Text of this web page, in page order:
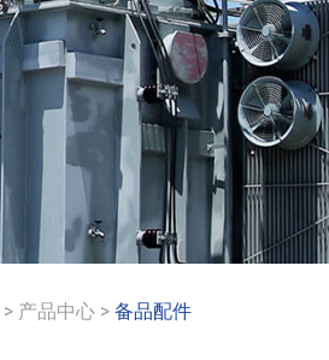
> 产品中心 > 备品配件